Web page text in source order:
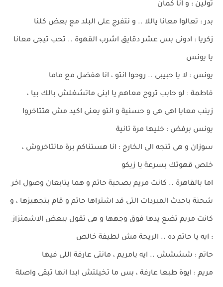
تولين : و انا كمان
بدر : تعالوا معانا ياللا .. و نتفرج على البلد مع بعض كلنا
زكريا : ادونى بس عشر دقايق اشرب القهوة .. تحب تيجى معانا
يا يونس
يونس : لا يا حبيبى .. روحوا انتو ، انا هفضل مع ماما
فاطمة : لو حابب تروح معاهم يا ابنى ماتشغلش بالك بيا ،
زينب معايا اهى هى و حسنية و انتو يعنى اكيد مش هتتاخروا
يونس برفض : خليها مرة تانية
سوزان و هى تتجه الى الخارج : انا هستناكم برة ماتتاخروش ،
خلص قهوتك بسرعة يا زيكو
اما بالقاهرة .. كانت مريم بصحبة حاتم و هما يتابعان وصول اخر
شحنة باحدث المبردات التى قد اشتراها حاتم و قام بتجهيزها ، و
كانت مريم تضع يدها فوق وجهها و هى تقول ببعض الاشمئزاز
: ايه يا حاتم ده .. الريحة مش لطيفة خالص
حاتم : شششش .. ايه يامريم ، مانتى عارفة اللى فيها
مريم : ايوة طبعا عارفة ، بس ما تخيلتش ابدا انها تبقى واصلة